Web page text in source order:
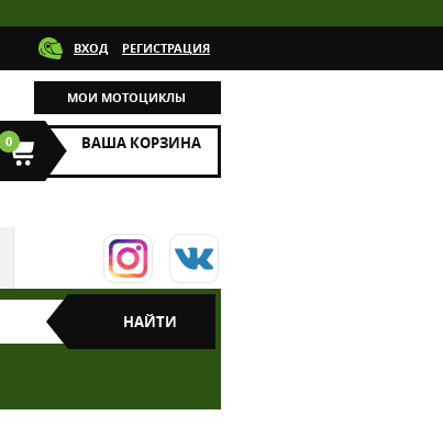
ВХОД РЕГИСТРАЦИЯ
МОИ МОТОЦИКЛЫ
0 ВАША КОРЗИНА